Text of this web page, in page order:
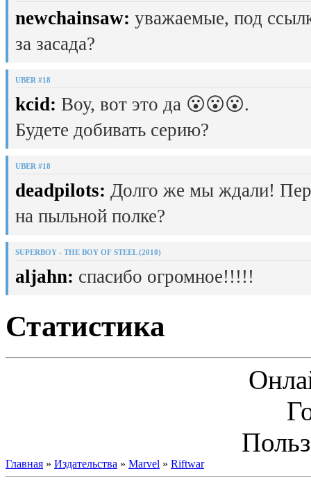
newchainsaw: уважаемые, под
за засада?
UBER #18
kcid: Воу, вот это да 😮😮😮.
Будете добивать серию?
UBER #18
deadpilots: Долго же мы ждали!
на пыльной полке?
SUPERBOY - THE BOY OF STEEL (2010)
aljahn: спасибо огромное!!!!!
Статистика
Главная » Издательства » Marvel » Riftwar